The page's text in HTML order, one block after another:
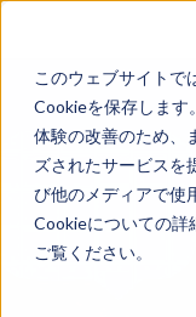
このウェブサイトで
Cookieを保存します
体験の改善のため、
ズされたサービスを
び他のメディアで使
Cookieについての詳
ご覧ください。